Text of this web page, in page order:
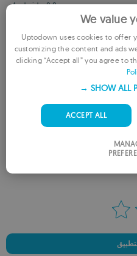
Android + 8.0
Android + 8.0
We value
Uptodown uses cookies to offer
customizing the content and ads
clicking “Accept all” you agree to
SHOW ALL
ACCEPT ALL